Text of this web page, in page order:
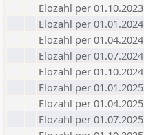
Elozahl per 01.10.2023
Elozahl per 01.01.2024
Elozahl per 01.04.2024
Elozahl per 01.07.2024
Elozahl per 01.10.2024
Elozahl per 01.01.2025
Elozahl per 01.04.2025
Elozahl per 01.07.2025